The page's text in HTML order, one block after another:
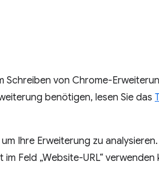
Schreiben von Chrome-
benötigen, lesen Sie das
Ihre Erweiterung zu
Feld „Website-URL“ verwenden